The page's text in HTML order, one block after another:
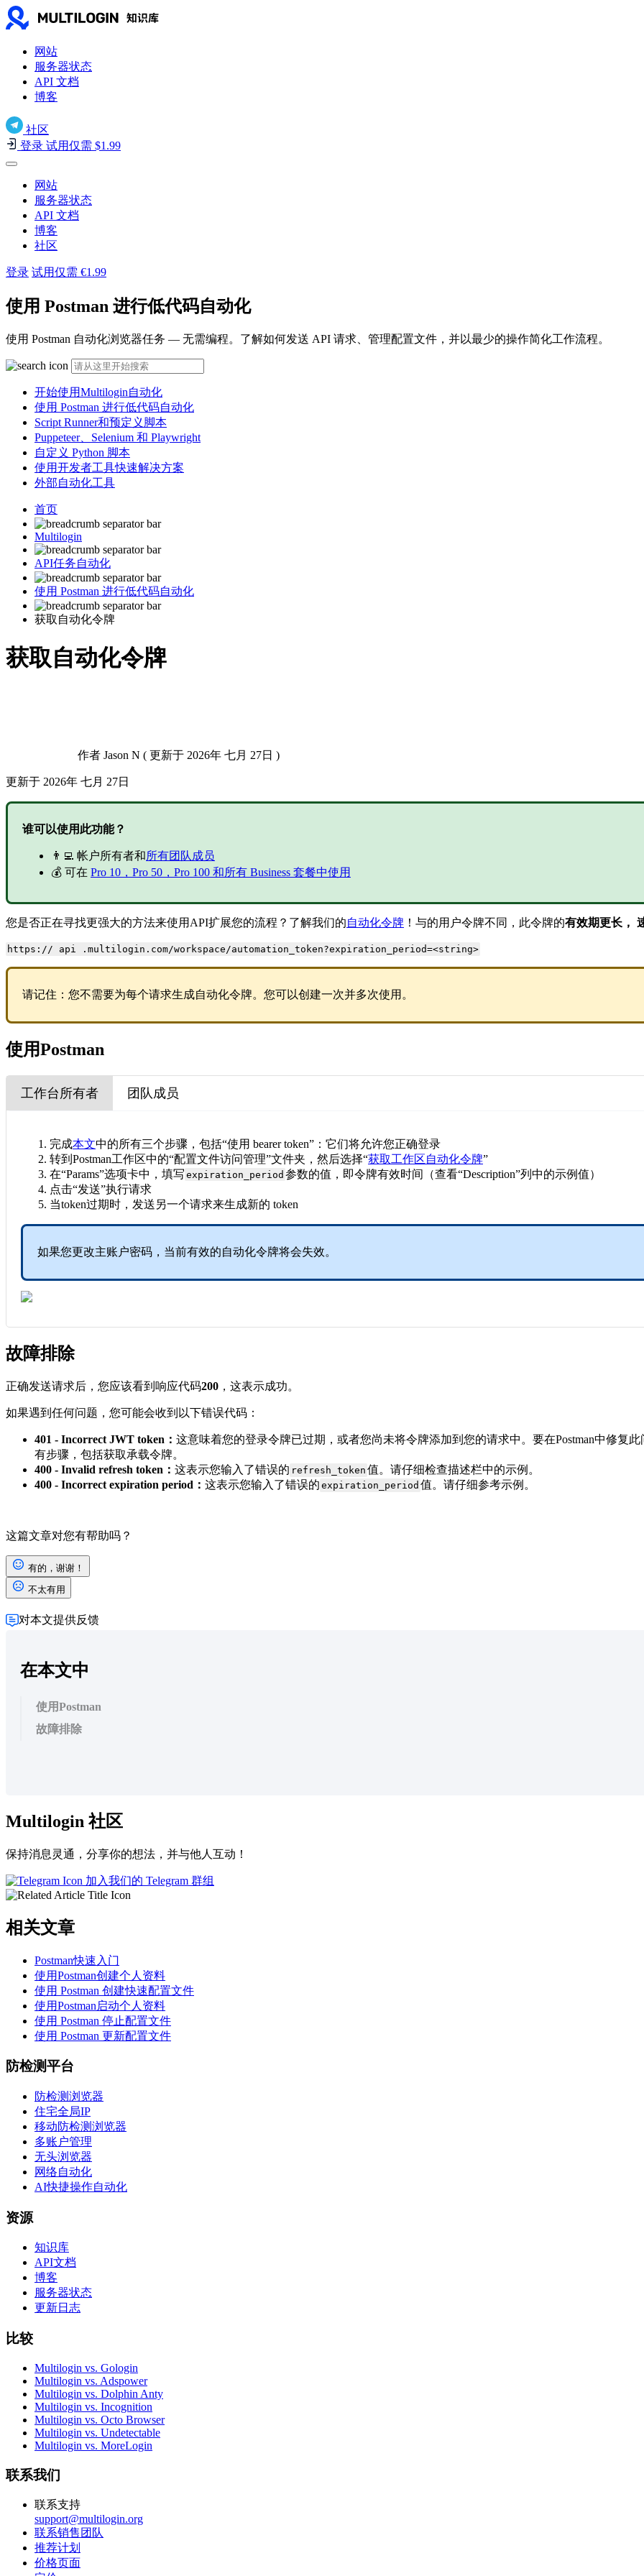
网站
服务器状态
API 文档
博客
社区
登录 试用仅需 $1.99
网站
服务器状态
API 文档
博客
社区
登录 试用仅需 €1.99
使用 Postman 进行低代码自动化
使用 Postman 自动化浏览器任务 — 无需编程。了解如何发送 API 请求、管理配置文件，并以最少的操作简化工作流程。
开始使用Multilogin自动化
使用 Postman 进行低代码自动化
Script Runner和预定义脚本
Puppeteer、Selenium 和 Playwright
自定义 Python 脚本
使用开发者工具快速解决方案
外部自动化工具
首页
Multilogin
API任务自动化
使用 Postman 进行低代码自动化
获取自动化令牌
获取自动化令牌
作者 Jason N ( 更新于 2026年 七月 27日 )
更新于 2026年 七月 27日
谁可以使用此功能？
👨‍💻 帐户所有者和所有团队成员
💰 可在 Pro 10，Pro 50，Pro 100 和所有 Business 套餐中使用
您是否正在寻找更强大的方法来使用API扩展您的流程？了解我们的自动化令牌 ！与的用户令牌不同，此令牌的有效期更长，
https:// api .multilogin.com/workspace/automation_token?expiration_period=<string>
请记住：您不需要为每个请求生成自动化令牌。您可以创建一次并多次使用。
使用Postman
工作台所有者 团队成员
完成本文中的所有三个步骤，包括“使用 bearer token”：它们将允许您正确登录
转到Postman工作区中的“配置文件访问管理”文件夹，然后选择“获取工作区自动化令牌”
在“Params”选项卡中，填写 expiration_period 参数的值，即令牌有效时间（查看“Description”列中的示例值）
点击“发送”执行请求
当token过期时，发送另一个请求来生成新的 token
如果您更改主账户密码，当前有效的自动化令牌将会失效。
故障排除
正确发送请求后，您应该看到响应代码200 ，这表示成功。
如果遇到任何问题，您可能会收到以下错误代码：
401 - Incorrect JWT token： 这意味着您的登录令牌已过期，或者您尚未将令牌添加到您的请求中。要在Postman中修复此
有步骤，包括获取承载令牌。
400 - Invalid refresh token： 这表示您输入了错误的 refresh_token 值。请仔细检查描述栏中的示例。
400 - Incorrect expiration period： 这表示您输入了错误的 expiration_period 值。请仔细参考示例。
这篇文章对您有帮助吗？
有的，谢谢！
不太有用
对本文提供反馈
在本文中
使用Postman
故障排除
Multilogin 社区
保持消息灵通，分享你的想法，并与他人互动！
加入我们的 Telegram 群组
相关文章
Postman快速入门
使用Postman创建个人资料
使用 Postman 创建快速配置文件
使用Postman启动个人资料
使用 Postman 停止配置文件
使用 Postman 更新配置文件
防检测平台
防检测浏览器
住宅全局IP
移动防检测浏览器
多账户管理
无头浏览器
网络自动化
AI快捷操作自动化
资源
知识库
API文档
博客
服务器状态
更新日志
比较
Multilogin vs. Gologin
Multilogin vs. Adspower
Multilogin vs. Dolphin Anty
Multilogin vs. Incognition
Multilogin vs. Octo Browser
Multilogin vs. Undetectable
Multilogin vs. MoreLogin
联系我们
联系支持
support@multilogin.org
联系销售团队
推荐计划
价格页面